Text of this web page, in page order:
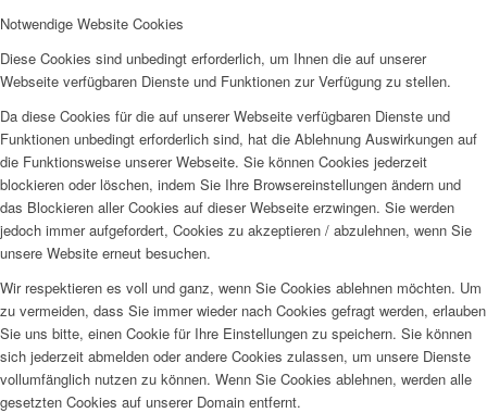
Notwendige Website Cookies
Diese Cookies sind unbedingt erforderlich, um Ihnen die auf unserer
Webseite verfügbaren Dienste und Funktionen zur Verfügung zu stellen.
Da diese Cookies für die auf unserer Webseite verfügbaren Dienste und
Funktionen unbedingt erforderlich sind, hat die Ablehnung Auswirkungen auf
die Funktionsweise unserer Webseite. Sie können Cookies jederzeit
blockieren oder löschen, indem Sie Ihre Browsereinstellungen ändern und
das Blockieren aller Cookies auf dieser Webseite erzwingen. Sie werden
jedoch immer aufgefordert, Cookies zu akzeptieren / abzulehnen, wenn Sie
unsere Website erneut besuchen.
Wir respektieren es voll und ganz, wenn Sie Cookies ablehnen möchten. Um
zu vermeiden, dass Sie immer wieder nach Cookies gefragt werden, erlauben
Sie uns bitte, einen Cookie für Ihre Einstellungen zu speichern. Sie können
sich jederzeit abmelden oder andere Cookies zulassen, um unsere Dienste
vollumfänglich nutzen zu können. Wenn Sie Cookies ablehnen, werden alle
gesetzten Cookies auf unserer Domain entfernt.